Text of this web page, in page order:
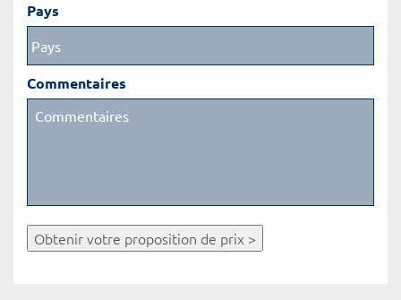
Pays
Commentaires
Obtenir votre proposition de prix >